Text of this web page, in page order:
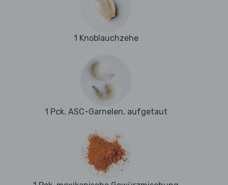
1 Knoblauchzehe
1 Pck. ASC-Garnelen, aufgetaut